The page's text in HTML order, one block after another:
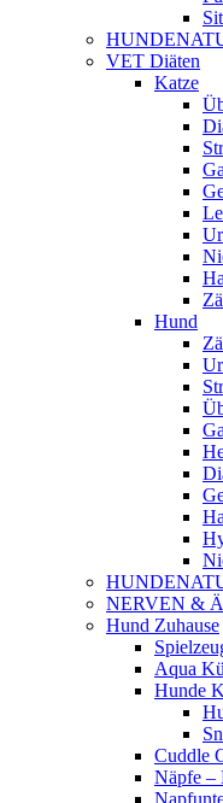
VET Diäten
Katze
Hund
NERVEN &
Hund Zuhause
Aqua
Hunde
Cuddle
Näpfe –